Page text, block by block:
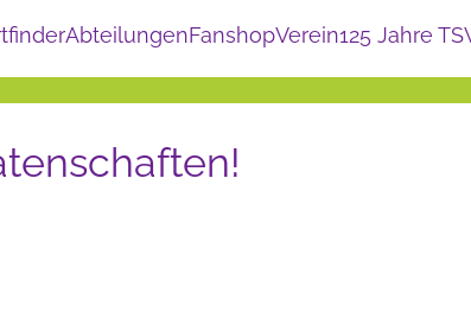
AbteilungenFanshopVerein125 Jahre